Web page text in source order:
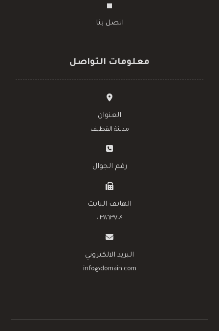
اتصل بنا
معلومات التواصل
العنوان
مدينة القطيف
رقم الجوال
الهاتف الثابت
٠١٣٨٦٣٧٠٠٩
البريد الالكتروني
info@domain.com